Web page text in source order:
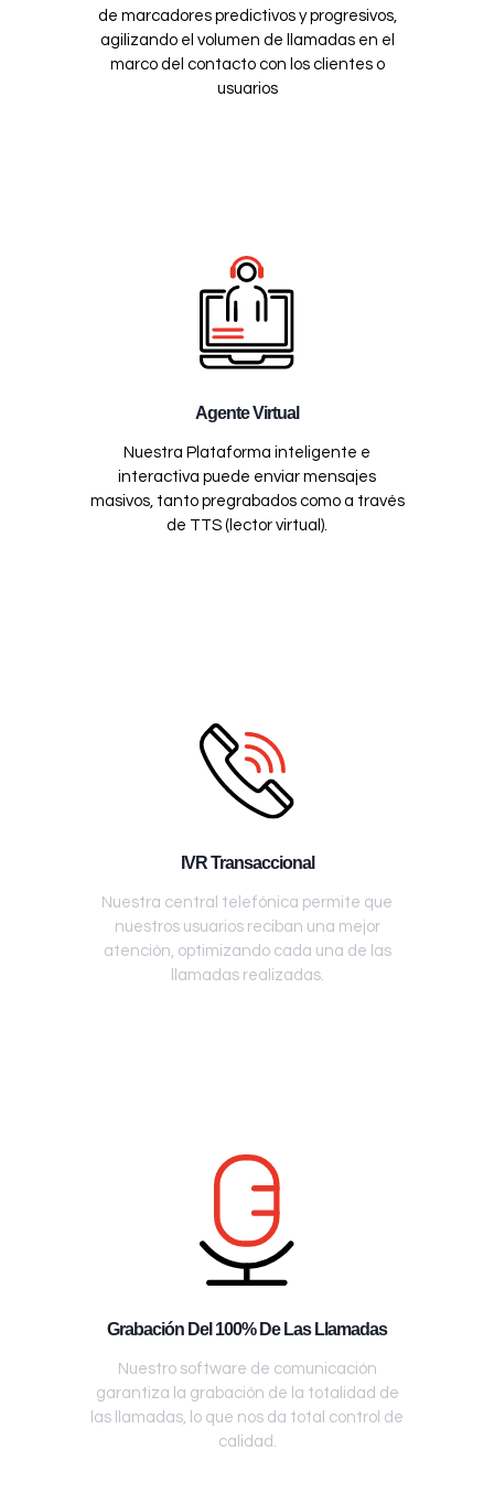
de marcadores predictivos y progresivos,
agilizando el volumen de llamadas en el
marco del contacto con los clientes o
usuarios
Agente Virtual
Nuestra Plataforma inteligente e
interactiva puede enviar mensajes
masivos, tanto pregrabados como a través
de TTS (lector virtual).
IVR Transaccional
Nuestra central telefónica permite que
nuestros usuarios reciban una mejor
atención, optimizando cada una de las
llamadas realizadas.
Grabación Del 100% De Las Llamadas
Nuestro software de comunicación
garantiza la grabación de la totalidad de
las llamadas, lo que nos da total control de
calidad.